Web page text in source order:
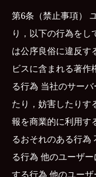
第6条（禁止事項）
り，以下の行為をし
は公序良俗に違反す
ビスに含まれる著作
る行為 当社のサー
たり，妨害したりす
報を商業的に利用す
るおそれのある行為
る行為 他のユーザ
する行為 他のユー